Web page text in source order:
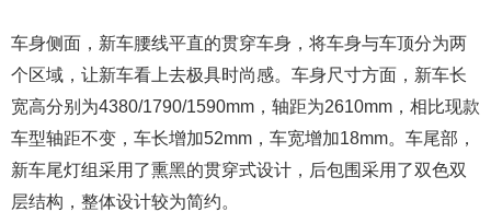
车身侧面，新车腰线平直的贯穿车身，将车身与车顶分为两
个区域，让新车看上去极具时尚感。车身尺寸方面，新车长
宽高分别为4380/1790/1590mm，轴距为2610mm，相比现款
车型轴距不变，车长增加52mm，车宽增加18mm。车尾部，
新车尾灯组采用了熏黑的贯穿式设计，后包围采用了双色双
层结构，整体设计较为简约。